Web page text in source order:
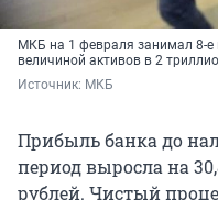
МКБ на 1 февраля занимал 8-е
величиной активов в 2
Источник: МКБ
Прибыль банка до
период выросла на
рублей. Чистый